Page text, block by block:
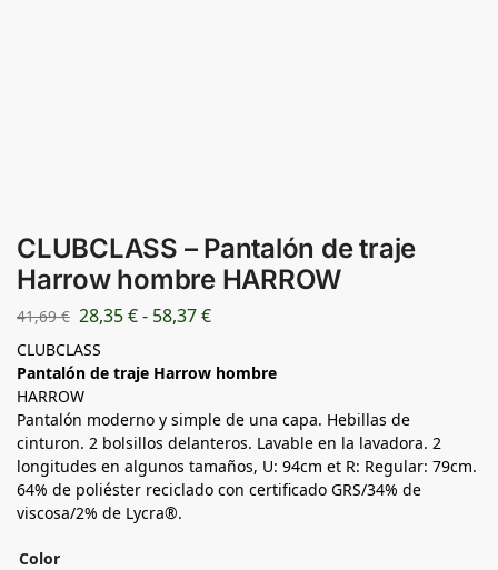
CLUBCLASS – Pantalón de traje
Harrow hombre HARROW
41,69€ 28,35€- 58,37€
CLUBCLASS
Pantalón de traje Harrow hombre
HARROW
Pantalón moderno y simple de una capa. Hebillas de
cinturon. 2 bolsillos delanteros. Lavable en la lavadora. 2
longitudes en algunos tamaños, U: 94cm et R: Regular: 79cm.
64% de poliéster reciclado con certificado GRS/34% de
viscosa/2% de Lycra®.
Color